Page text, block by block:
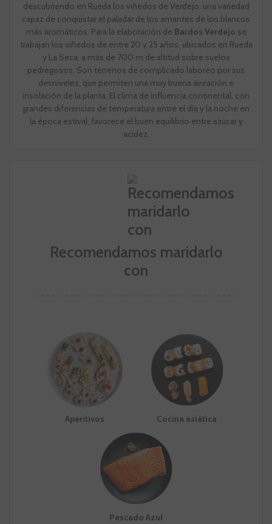
descubriendo en Rueda los viñedos de Verdejo, una variedad
capaz de conquistar el paladar de los amantes de los blancos
más aromáticos. Para la elaboración de Bardos Verdejo se
trabajan los viñedos de entre 20 y 25 años, ubicados en Rueda
y La Seca, a más de 700 m de altitud sobre suelos
pedregosos. Son terrenos de complicado laboreo por sus
desniveles, que permiten una muy buena aireación e
insolación de la planta. El clima de influencia continental, con
grandes diferencias de temperatura entre el día y la noche en
la época estival, favorece el buen equilibrio entre azúcar y
acidez.
Recomendamos maridarlo
con
Aperitivos Cocina asiática
Pescado Azul